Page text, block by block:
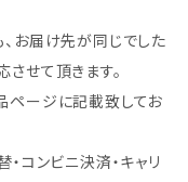
お届け先が同じでした
せて頂きます。
ページに記載致してお
コンビニ決済・キャリ